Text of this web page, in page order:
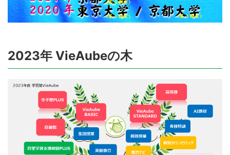
2023年 VieAubeの木